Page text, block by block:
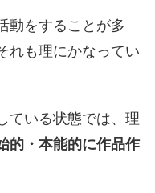
動をすることが多
れも理にかなってい
ている状態では、理
的・本能的に作品作